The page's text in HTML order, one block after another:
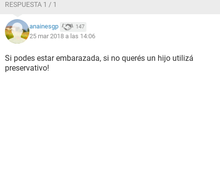
RESPUESTA 1 / 1
anainesgp 147
25 mar 2018 a las 14:06
Si podes estar embarazada, si no querés un hijo utilizá
preservativo!